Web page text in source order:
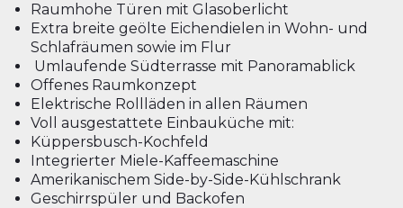
Raumhohe Türen mit Glasoberlicht
Extra breite geölte Eichendielen in Wohn- und
Schlafräumen sowie im Flur
Umlaufende Südterrasse mit Panoramablick
Offenes Raumkonzept
Elektrische Rollläden in allen Räumen
Voll ausgestattete Einbauküche mit:
Küppersbusch-Kochfeld
Integrierter Miele-Kaffeemaschine
Amerikanischem Side-by-Side-Kühlschrank
Geschirrspüler und Backofen